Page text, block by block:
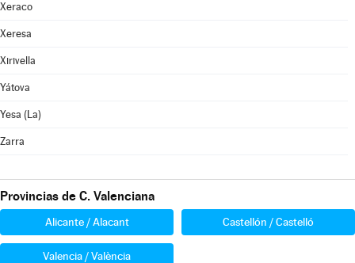
Xeraco
Xeresa
Xirivella
Yátova
Yesa (La)
Zarra
Provincias de C. Valenciana
Alicante / Alacant Castellón / Castelló
Valencia / València